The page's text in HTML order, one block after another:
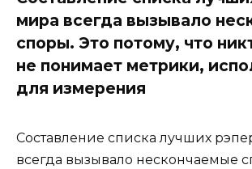
мира всегда вызывало
споры. Это потому, что
не понимает метрики,
для измерения
Составление списка лучших
всегда вызывало нескончаемые